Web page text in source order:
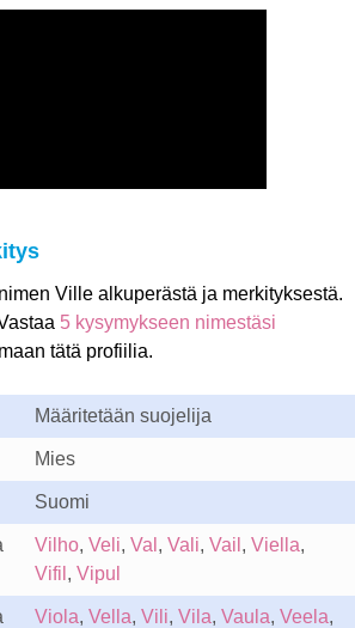
Ville alkuperästä ja merkityksestä.
5 kysymykseen nimestäsi
tätä profiilia.
Määritetään suojelija
Mies
Suomi
Vilho, Veli, Val , Vali, Vail , Viella,
Vifil , Vipul
Viola, Vella, Vili, Vila, Vaula, Veela,